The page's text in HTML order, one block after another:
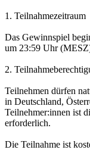
1. Teilnahmezeitraum
Das Gewinnspiel
um 23:59 Uhr
2.
Teilnehmen dürfen
in Deutschland,
Teilnehmer:innen ist
erforderlich.
Die Teilnahme ist